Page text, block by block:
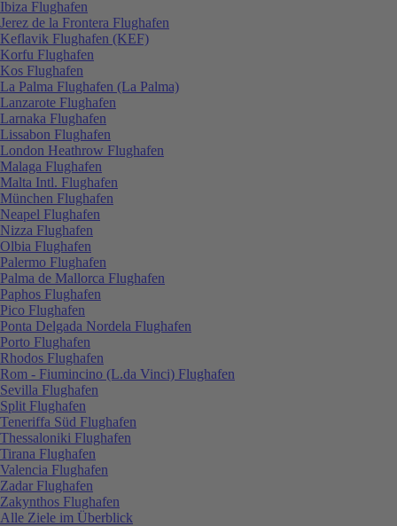
Ibiza Flughafen
Jerez de la Frontera Flughafen
Keflavik Flughafen (KEF)
Korfu Flughafen
Kos Flughafen
La Palma Flughafen (La Palma)
Lanzarote Flughafen
Larnaka Flughafen
Lissabon Flughafen
London Heathrow Flughafen
Malaga Flughafen
Malta Intl. Flughafen
München Flughafen
Neapel Flughafen
Nizza Flughafen
Olbia Flughafen
Palermo Flughafen
Palma de Mallorca Flughafen
Paphos Flughafen
Pico Flughafen
Ponta Delgada Nordela Flughafen
Porto Flughafen
Rhodos Flughafen
Rom - Fiumincino (L.da Vinci) Flughafen
Sevilla Flughafen
Split Flughafen
Teneriffa Süd Flughafen
Thessaloniki Flughafen
Tirana Flughafen
Valencia Flughafen
Zadar Flughafen
Zakynthos Flughafen
Alle Ziele im Überblick